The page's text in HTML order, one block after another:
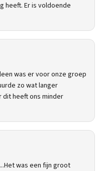
heeft. Er is voldoende
was er voor onze groep
zo wat langer
dit heeft ons minder
was een fijn groot